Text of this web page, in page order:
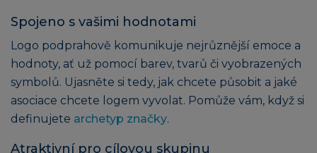
Spojeno s vašimi hodnotami
Logo podprahově komunikuje nejrůznější emoce a
hodnoty, ať už pomocí barev, tvarů či vyobrazených
symbolů. Ujasněte si tedy, jak chcete působit a jaké
asociace chcete logem vyvolat. Pomůže vám, když si
definujete archetyp značky.
Atraktivní pro cílovou skupinu